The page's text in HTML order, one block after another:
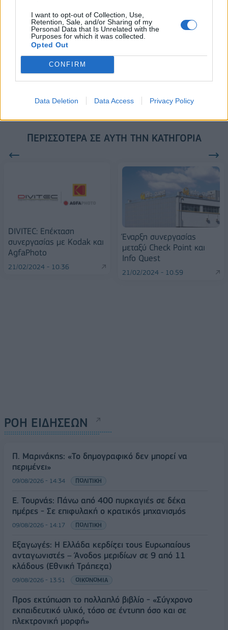
I want to opt-out of Collection, Use,
Retention, Sale, and/or Sharing of my
Personal Data that Is Unrelated with the
Purposes for which it was collected.
Opted Out
CONFIRM
Data Deletion Data Access Privacy Policy
18η συνεχόμενη χρονιά για τον ΟΤΕ στη διεθνή σειρά δεικτών
FTSE4Good
Alpha Bank: Για πρώτη φορά το Αρχαίο Θέατρο Επιδαύρου άνοιξε τις
ΠΕΡΙΣΣΌΤΕΡΑ ΣΕ ΑΥΤΉ ΤΗΝ ΚΑΤΗΓΟΡΊΑ
DIVITEC: Επέκταση
συνεργασίας με Kodak και
AgfaPhoto
21/02/2024 - 10:36
Έναρξη συνεργασίας
μεταξύ Check Point και
Info Quest
21/02/2024 - 10:59
ΡΟΗ ΕΙΔΗΣΕΩΝ
Π. Μαρινάκης: «Το δημογραφικό δεν μπορεί να
περιμένει»
09/08/2026 - 14:34 ΠΟΛΙΤΙΚΗ
Ε. Τουρνάς: Πάνω από 400 πυρκαγιές σε δέκα
ημέρες - Σε επιφυλακή ο κρατικός μηχανισμός
09/08/2026 - 14:17 ΠΟΛΙΤΙΚΗ
Εξαγωγές: Η Ελλάδα κερδίζει τους Ευρωπαίους
ανταγωνιστές – Άνοδος μεριδίων σε 9 από 11
κλάδους (Εθνική Τράπεζα)
09/08/2026 - 13:51 ΟΙΚΟΝΟΜΙΑ
Προς εκτύπωση το πολλαπλό βιβλίο - «Σύγχρονο
εκπαιδευτικό υλικό, τόσο σε έντυπη όσο και σε
ηλεκτρονική μορφή»